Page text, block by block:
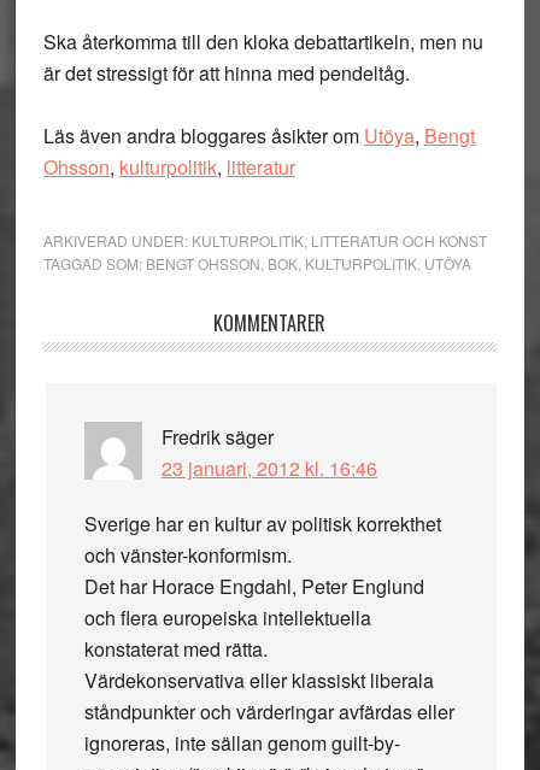
Ska återkomma till den kloka debattartikeln, men nu
är det stressigt för att hinna med pendeltåg.
Läs även andra bloggares åsikter om Utöya, Bengt
Ohsson, kulturpolitik, litteratur
ARKIVERAD UNDER: KULTURPOLITIK, LITTERATUR OCH KONST
TAGGAD SOM: BENGT OHSSON BOK, KULTURPOLITIK, UTÖYA
Läsarkommentarer
KOMMENTARER
Fredriksäger
23 januari, 2012 kl. 16:46
Sverige har en kultur av politisk korrekthet
och vänster-konformism.
Det har Horace Engdahl, Peter Englund
och flera europeiska intellektuella
konstaterat med rätta.
Värdekonservativa eller klassiskt liberala
ståndpunkter och värderingar avfärdas eller
ignoreras, inte sällan genom guilt-by-